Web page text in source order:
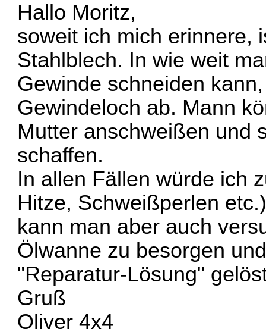
Hallo Moritz,
soweit ich mich erinnere,
Stahlblech. In wie weit
Gewinde schneiden
Gewindeloch ab. Mann
Mutter anschweißen und
schaffen.
In allen Fällen würde ich
Hitze, Schweißperlen
kann man aber auch
Ölwanne zu besorgen
"Reparatur-Lösung"
Gruß
Oliver 4x4